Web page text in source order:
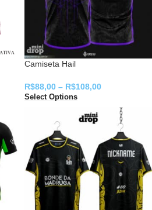
Camiseta Hail
R$88,00 – R$108,00
Select Options